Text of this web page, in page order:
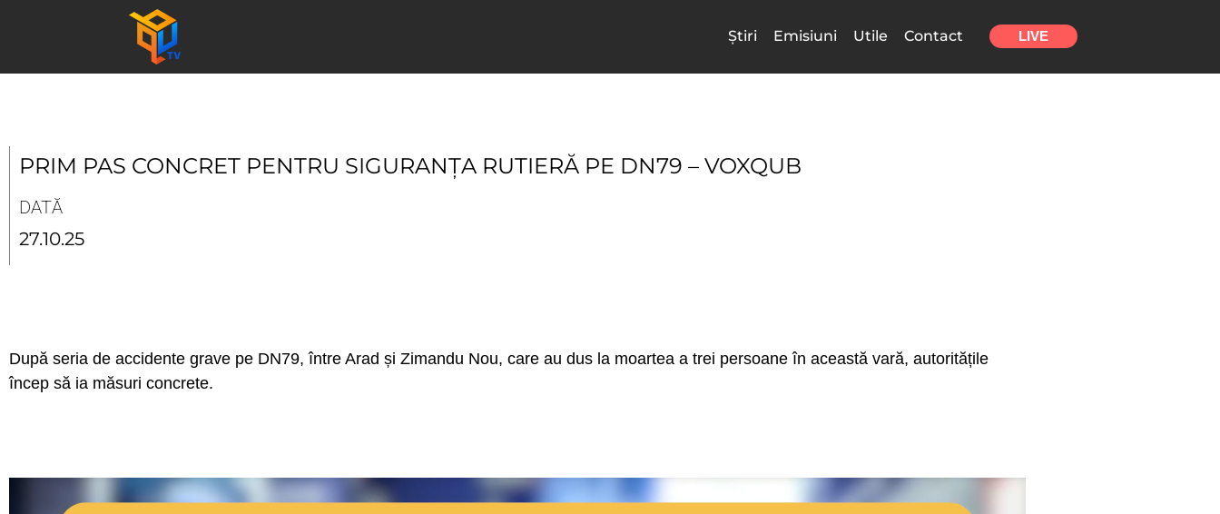
Știri Emisiuni Utile Contact LIVE
PRIM PAS CONCRET PENTRU SIGURANȚA RUTIERĂ PE DN79 – VOXQUB
DATĂ
27.10.25
După seria de accidente grave pe DN79, între Arad și Zimandu Nou, care au dus la moartea a trei persoane în această vară, autoritățile
încep să ia măsuri concrete.